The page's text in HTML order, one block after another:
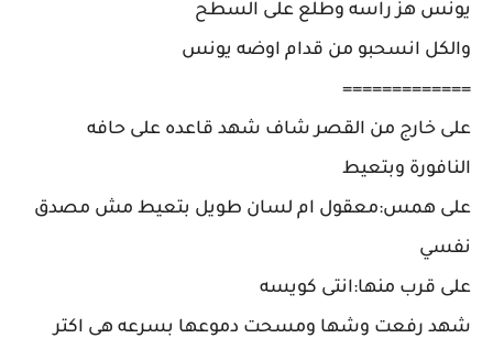
يونس هز راسه وطلع على السطح
والكل انسحبو من قدام اوضه يونس
=============
على خارج من القصر شاف شهد قاعده على حافه
النافورة وبتعيط
على همس:معقول ام لسان طويل بتعيط مش مصدق
نفسي
على قرب منها:انتى كويسه
شهد رفعت وشها ومسحت دموعها بسرعه هى اكتر